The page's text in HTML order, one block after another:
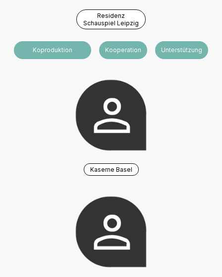
Residenz
Schauspiel Leipzig
Koproduktion Kooperation Unterstützung
Kaserne Basel